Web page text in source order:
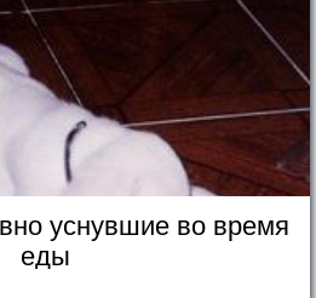
уснувшие во время
еды